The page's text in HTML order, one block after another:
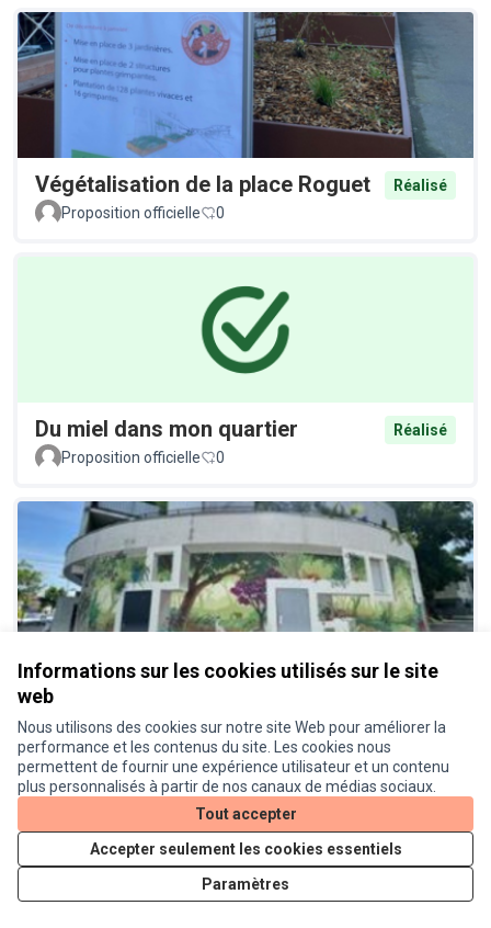
Informations sur les cookies utilisés sur le site
web
Nous utilisons des cookies sur notre site Web pour améliorer la
performance et les contenus du site. Les cookies nous
permettent de fournir une expérience utilisateur et un contenu
plus personnalisés à partir de nos canaux de médias sociaux.
Tout accepter
Accepter seulement les cookies essentiels
Paramètres
Végétalisation de la place Roguet
Réalisé
Proposition officielle
0
Du miel dans mon quartier
Réalisé
Proposition officielle
0
Une fresque au cœur du quartier
Bourrasol
Réalisé
Proposition officielle 0